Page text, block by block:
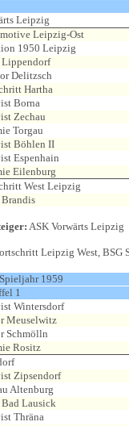
Leipzig
Leipzig-Ost
1950 Leipzig
Lippendorf
Delitzsch
Hartha
Borna
Zechau
Torgau
Böhlen II
Espenhain
Eilenburg
West Leipzig
ASK Vorwärts Leipzig
Leipzig West, BSG
1959
1
Wintersdorf
Meuselwitz
Schmölln
Rositz
Zipsendorf
Altenburg
Lausick
Thräna